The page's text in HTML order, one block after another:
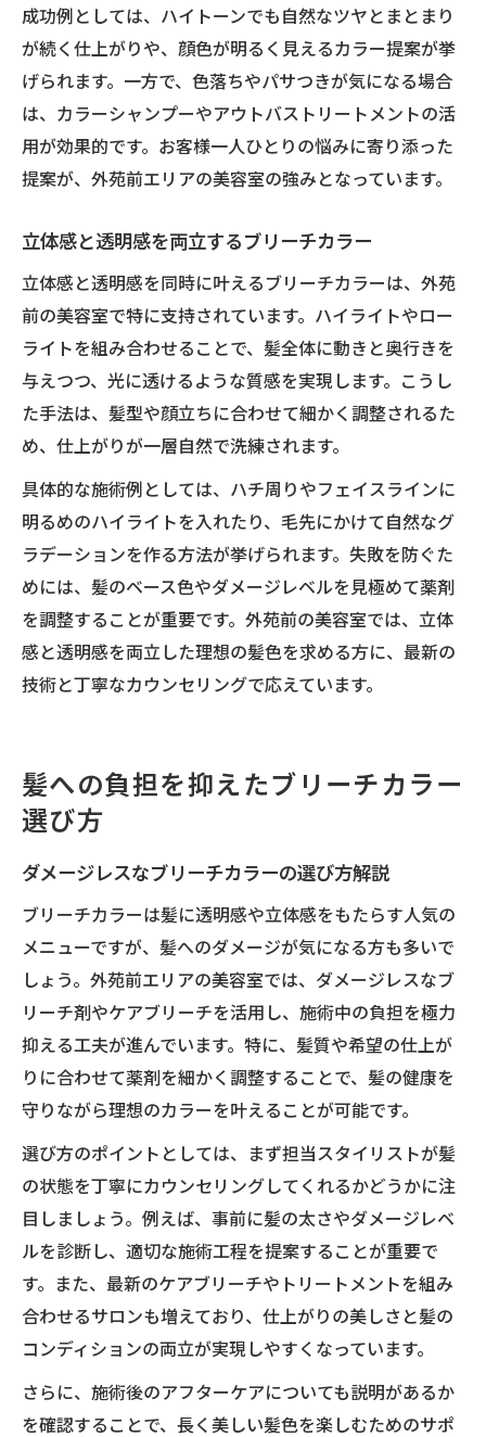
成功例としては、ハイトーンでも自然なツヤとまとまり
が続く仕上がりや、顔色が明るく見えるカラー提案が挙
げられます。一方で、色落ちやパサつきが気になる場合
は、カラーシャンプーやアウトバストリートメントの活
用が効果的です。お客様一人ひとりの悩みに寄り添った
提案が、外苑前エリアの美容室の強みとなっています。
立体感と透明感を両立するブリーチカラー
立体感と透明感を同時に叶えるブリーチカラーは、外苑
前の美容室で特に支持されています。ハイライトやロー
ライトを組み合わせることで、髪全体に動きと奥行きを
与えつつ、光に透けるような質感を実現します。こうし
た手法は、髪型や顔立ちに合わせて細かく調整されるた
め、仕上がりが一層自然で洗練されます。
具体的な施術例としては、ハチ周りやフェイスラインに
明るめのハイライトを入れたり、毛先にかけて自然なグ
ラデーションを作る方法が挙げられます。失敗を防ぐた
めには、髪のベース色やダメージレベルを見極めて薬剤
を調整することが重要です。外苑前の美容室では、立体
感と透明感を両立した理想の髪色を求める方に、最新の
技術と丁寧なカウンセリングで応えています。
髪への負担を抑えたブリーチカラー
選び方
ダメージレスなブリーチカラーの選び方解説
ブリーチカラーは髪に透明感や立体感をもたらす人気の
メニューですが、髪へのダメージが気になる方も多いで
しょう。外苑前エリアの美容室では、ダメージレスなブ
リーチ剤やケアブリーチを活用し、施術中の負担を極力
抑える工夫が進んでいます。特に、髪質や希望の仕上が
りに合わせて薬剤を細かく調整することで、髪の健康を
守りながら理想のカラーを叶えることが可能です。
選び方のポイントとしては、まず担当スタイリストが髪
の状態を丁寧にカウンセリングしてくれるかどうかに注
目しましょう。例えば、事前に髪の太さやダメージレベ
ルを診断し、適切な施術工程を提案することが重要で
す。また、最新のケアブリーチやトリートメントを組み
合わせるサロンも増えており、仕上がりの美しさと髪の
コンディションの両立が実現しやすくなっています。
さらに、施術後のアフターケアについても説明があるか
を確認することで、長く美しい髪色を楽しむためのサポ